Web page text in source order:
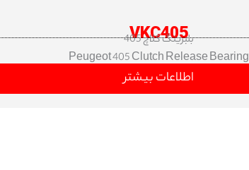
VKC405
بلبرینگ کلاچ 405
Peugeot 405 Clutch Release Bearing
اطلاعات بیشتر